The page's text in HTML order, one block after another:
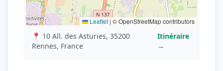
Leaflet | © OpenStreetMap contributors
📍 10 All. des Asturies, 35200
Rennes, France
Itinéraire
→